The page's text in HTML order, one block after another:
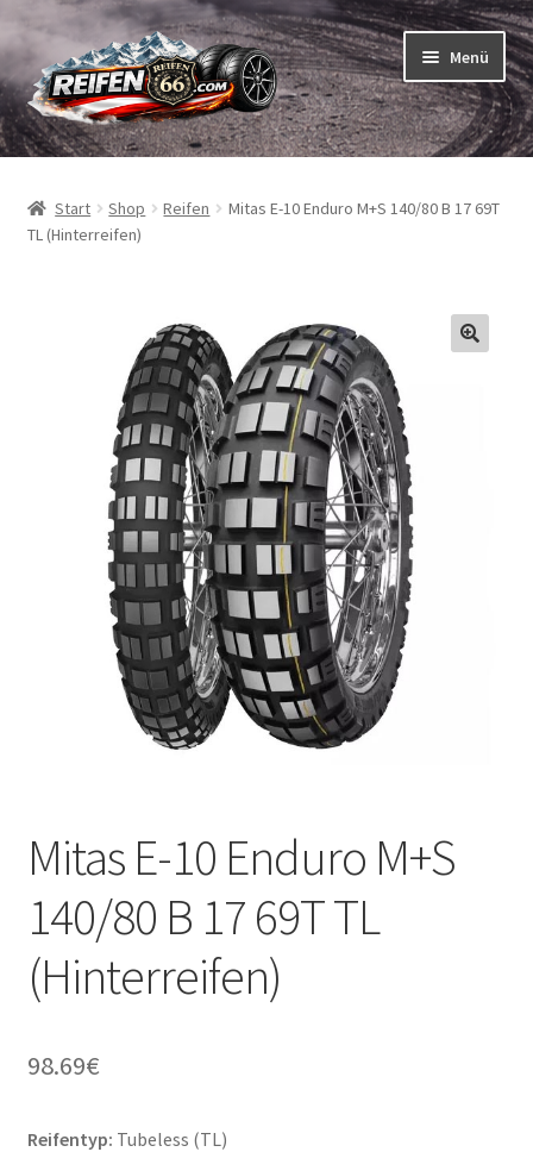
Zur
Navigation
springen
Zum
Inhalt
springen
Menü
Reifen
Schläuche
Reifentests
Start Shop Reifen
Mitas E-10 Enduro M+S 140/80 B 17 69T
TL (Hinterreifen)
Mitas E-10 Enduro M+S
140/80 B 17 69T TL
(Hinterreifen)
98.69€
Reifentyp: Tubeless (TL)